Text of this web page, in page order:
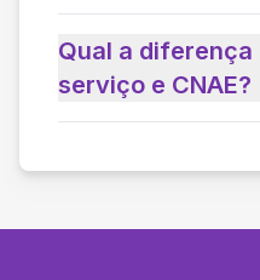
Qual a
serviço e CNAE?